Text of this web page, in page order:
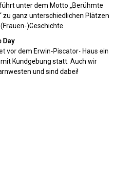
unter dem Motto „Berühmte
zu ganz unterschiedlichen Plätzen
)Geschichte.
Day
vor dem Erwin-Piscator- Haus ein
Kundgebung statt. Auch wir
und sind dabei!